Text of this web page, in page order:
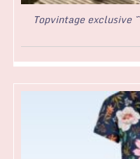
Topvintage exclusive